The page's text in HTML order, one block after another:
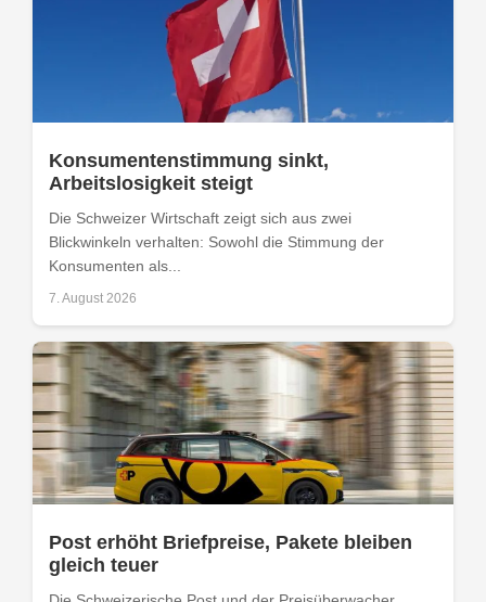
Konsumentenstimmung sinkt,
Arbeitslosigkeit steigt
Die Schweizer Wirtschaft zeigt sich aus zwei
Blickwinkeln verhalten: Sowohl die Stimmung der
Konsumenten als...
7. August 2026
Post erhöht Briefpreise, Pakete bleiben
gleich teuer